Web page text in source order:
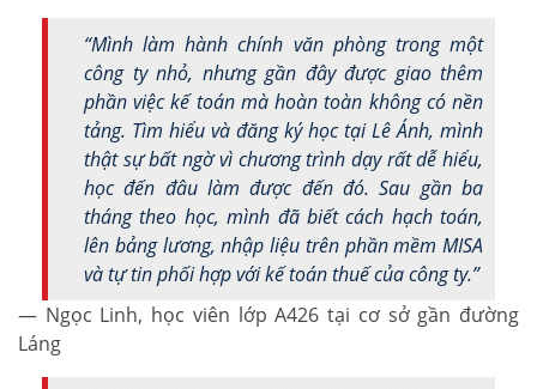
“Mình làm hành chính văn phòng trong một
công ty nhỏ, nhưng gần đây được giao thêm
phần việc kế toán mà hoàn toàn không có nền
tảng. Tìm hiểu và đăng ký học tại Lê Ánh, mình
thật sự bất ngờ vì chương trình dạy rất dễ hiểu,
học đến đâu làm được đến đó. Sau gần ba
tháng theo học, mình đã biết cách hạch toán,
lên bảng lương, nhập liệu trên phần mềm MISA
và tự tin phối hợp với kế toán thuế của công ty.”
— Ngọc Linh, học viên lớp A426 tại cơ sở gần đường
Láng